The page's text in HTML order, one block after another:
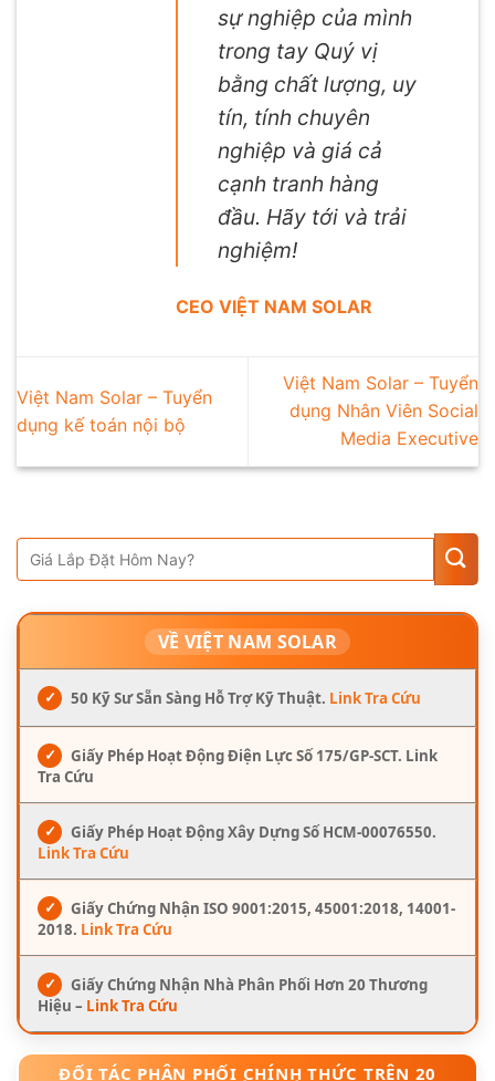
sự nghiệp của mình
trong tay Quý vị
bằng chất lượng, uy
tín, tính chuyên
nghiệp và giá cả
cạnh tranh hàng
đầu. Hãy tới và trải
nghiệm!
CEO VIỆT NAM SOLAR
Việt Nam Solar – Tuyển
dụng kế toán nội bộ
Việt Nam Solar – Tuyển
dụng Nhân Viên Social
Media Executive
VỀ VIỆT NAM SOLAR
✓ 50 Kỹ Sư Sẵn Sàng Hỗ Trợ Kỹ Thuật. Link Tra Cứu
✓
Giấy Phép Hoạt Động Điện Lực Số 175/GP-SCT. Link
Tra Cứu
✓
Giấy Phép Hoạt Động Xây Dựng Số HCM-00076550.
Link Tra Cứu
✓
Giấy Chứng Nhận ISO 9001:2015, 45001:2018, 14001-
2018. Link Tra Cứu
✓
Giấy Chứng Nhận Nhà Phân Phối Hơn 20 Thương
Hiệu – Link Tra Cứu
ĐỐI TÁC PHÂN PHỐI CHÍNH THỨC TRÊN 20